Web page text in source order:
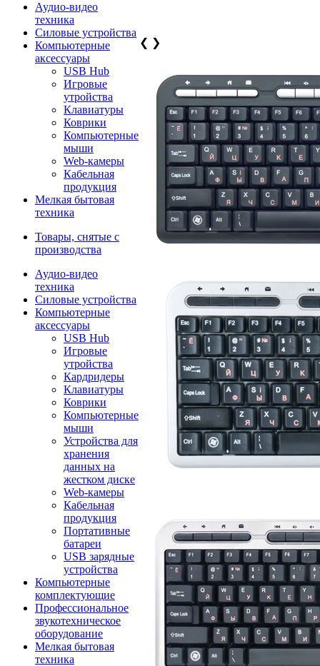
Аудио-видео
техника
Силовые устройства
Компьютерные
аксессуары
USB Hub
Игровые
утройства
Клавиатуры
Коврики
Компьютерные
мыши
Web-камеры
Кабельная
продукция
Мелкая бытовая
техника
Товары, снятые с
производства
Аудио-видео
техника
Силовые устройства
Компьютерные
аксессуары
USB Hub
Игровые
утройства
Кардридеры
Клавиатуры
Коврики
Компьютерные
мыши
Устройства для
хранения
данных на
жестком диске
Web-камеры
Кабельная
продукция
Портативные
батареи
USB зарядные
устройства
Компьютерные
комплектующие
Профессиональное
звукотехническое
оборудование
Мелкая бытовая
техника
❮ ❯